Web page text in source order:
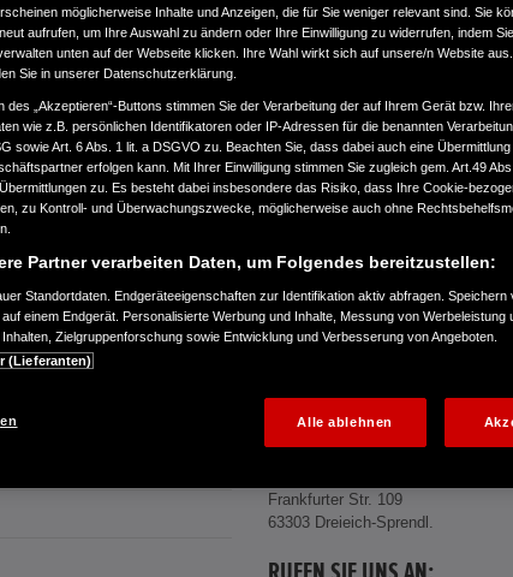
Frankfurter Str. 109
63303 Dreieich-Sprendl.
möglicherweise Inhalte und Anzeigen, die für Sie weniger relevant sind. Sie
aufrufen, um Ihre Auswahl zu ändern oder Ihre Einwilligung zu widerrufen, indem
unten auf der Webseite klicken. Ihre Wahl wirkt sich auf unsere/n Website
Sie in unserer Datenschutzerklärung.
des „Akzeptieren“-Buttons stimmen Sie der Verarbeitung der auf Ihrem Gerät bzw.
wie z.B. persönlichen Identifikatoren oder IP-Adressen für die benannten
sowie Art. 6 Abs. 1 lit. a DSGVO zu. Beachten Sie, dass dabei auch eine Übermittlung
erfolgen kann. Mit Ihrer Einwilligung stimmen Sie zugleich gem. Art.49
zu. Es besteht dabei insbesondere das Risiko, dass Ihre Cookie-
zu Kontroll- und Überwachungszwecke, möglicherweise auch ohne
Partner verarbeiten Daten, um Folgendes bereitzustellen:
Standortdaten. Endgeräteeigenschaften zur Identifikation aktiv abfragen. Speichern
einem Endgerät. Personalisierte Werbung und Inhalte, Messung von Werbeleistung
Zielgruppenforschung sowie Entwicklung und Verbesserung von Angeboten.
(Lieferanten)
Alle ablehnen